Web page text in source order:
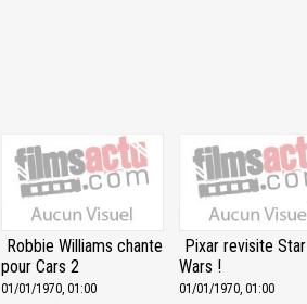
Robbie Williams chante
pour Cars 2
01/01/1970, 01:00
Pixar revisite Star
Wars !
01/01/1970, 01:00